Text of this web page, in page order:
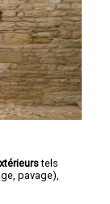
tels
pavage),